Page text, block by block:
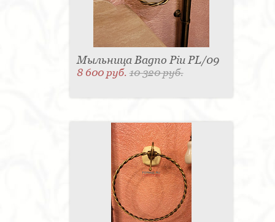
Мыльница Bagno Piu PL/09
8 600 руб.10 320 руб.